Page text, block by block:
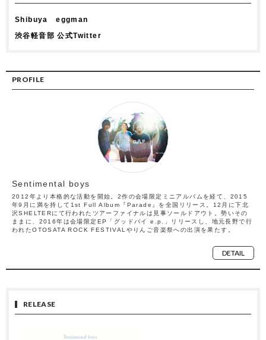
Shibuya eggman
渋谷軽音部 公式Twitter
PROFILE
Sentimental boys
2012年より本格的な活動を開始。2作の会場限定ミニアルバムを経て、2015
年9月に満を持して1st Full Album『Parade』を全国リリース。12月に下北
沢SHELTERにて行われたツアーファイナルは見事ソールドアウト。勢いその
ままに、2016年は会場限定EP「グッドバイ e.p.」リリースし、地元長野で行
われたOTOSATA ROCK FESTIVALやりんご音楽祭への出演を果たす。
DETAIL
RELEASE